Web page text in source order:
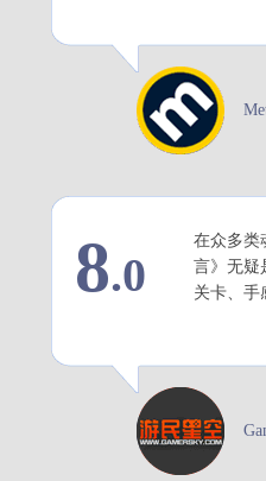
戏生涯
8.0
在众多类
言》无疑
关卡、手
在此基
的创新与